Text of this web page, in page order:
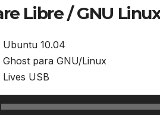
Libre / GNU
Ubuntu 10.04
Ghost para GNU/Linux
Lives USB